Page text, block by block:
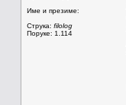
Име и презиме:
Струка: filolog
Поруке: 1.114